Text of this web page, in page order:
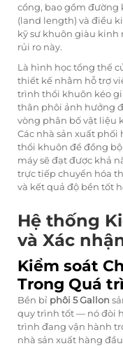
cổng, bao gồm đường
(land length) và điều
kỹ sư khuôn giàu
rủi ro này.
Là hình học tổng thể
thiết kế nhằm hỗ trợ
trình thổi khuôn kéo
thân phôi ảnh hưởng
vòng phân bố vật liệu
Các nhà sản xuất
thổi khuôn để đồng
máy sẽ đạt được khả
trực tiếp chuyển hóa
và kết quả độ bền tốt
Hệ thống
và Xác
Kiểm soát
Trong Quá
Bền bỉ phôi 5 Gallon
quy trình tốt — nó đòi
trình đang vận hành
nhà sản xuất hàng